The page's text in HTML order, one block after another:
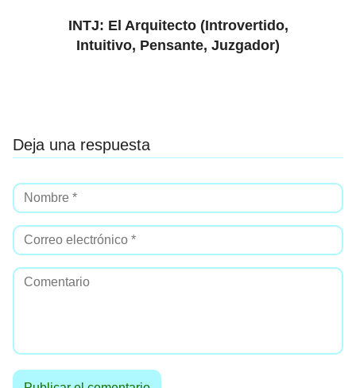
INTJ: El Arquitecto (Introvertido,
Intuitivo, Pensante, Juzgador)
Deja una respuesta